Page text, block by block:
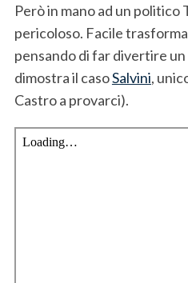
Però in mano ad un
pericoloso. Facile
pensando di far divertire
dimostra il casoSalvini,
Castro a provarci).